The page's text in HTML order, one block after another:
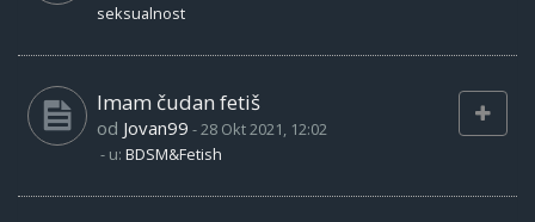
seksualnost
Imam čudan fetiš
od Jovan99 -28 Okt 2021, 12:02
- u: BDSM&Fetish